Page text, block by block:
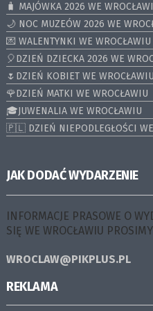
🧳 MAJÓWKA 2026 WE
🌙 NOC MUZEÓW 2026 WE
💌 WALENTYNKI WE WROCŁAWIU
🎈DZIEŃ DZIECKA 2026 WE
🌷DZIEŃ KOBIET WE WROCŁAWIU
🌹DZIEŃ MATKI WE WROCŁAWIU
🎓JUWENALIA WE WROCŁAWIU
🇵🇱 DZIEŃ NIEPODLEGŁOŚCI WE
JAK DODAĆ WYDARZENIE
INFORMACJE PRASOWE O
SIĘ WE WROCŁAWIU
WROCLAW@PIKPLUS.PL
REKLAMA